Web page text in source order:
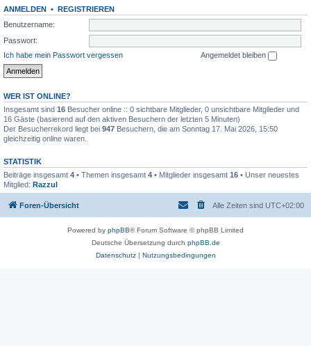
ANMELDEN • REGISTRIEREN
Benutzername:
Passwort:
Ich habe mein Passwort vergessen
Angemeldet bleiben
WER IST ONLINE?
Insgesamt sind 16 Besucher online :: 0 sichtbare Mitglieder, 0 unsichtbare Mitglieder und
16 Gäste (basierend auf den aktiven Besuchern der letzten 5 Minuten)
Der Besucherrekord liegt bei 947 Besuchern, die am Sonntag 17. Mai 2026, 15:50
gleichzeitig online waren.
STATISTIK
Beiträge insgesamt 4 • Themen insgesamt 4 • Mitglieder insgesamt 16 • Unser neuestes
Mitglied: Razzul
Foren-Übersicht Alle Zeiten sind UTC+02:00
Powered by phpBB® Forum Software © phpBB Limited
Deutsche Übersetzung durch phpBB.de
Datenschutz| Nutzungsbedingungen